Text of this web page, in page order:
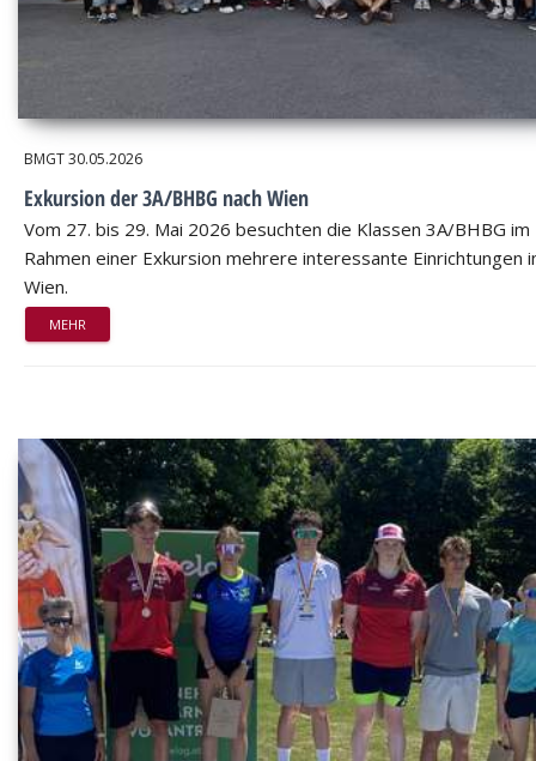
BMGT30.05.2026
Exkursion der 3A/BHBG nach Wien
Vom 27. bis 29. Mai 2026 besuchten die Klassen 3A/BHBG im
Rahmen einer Exkursion mehrere interessante Einrichtungen
Wien.
MEHR